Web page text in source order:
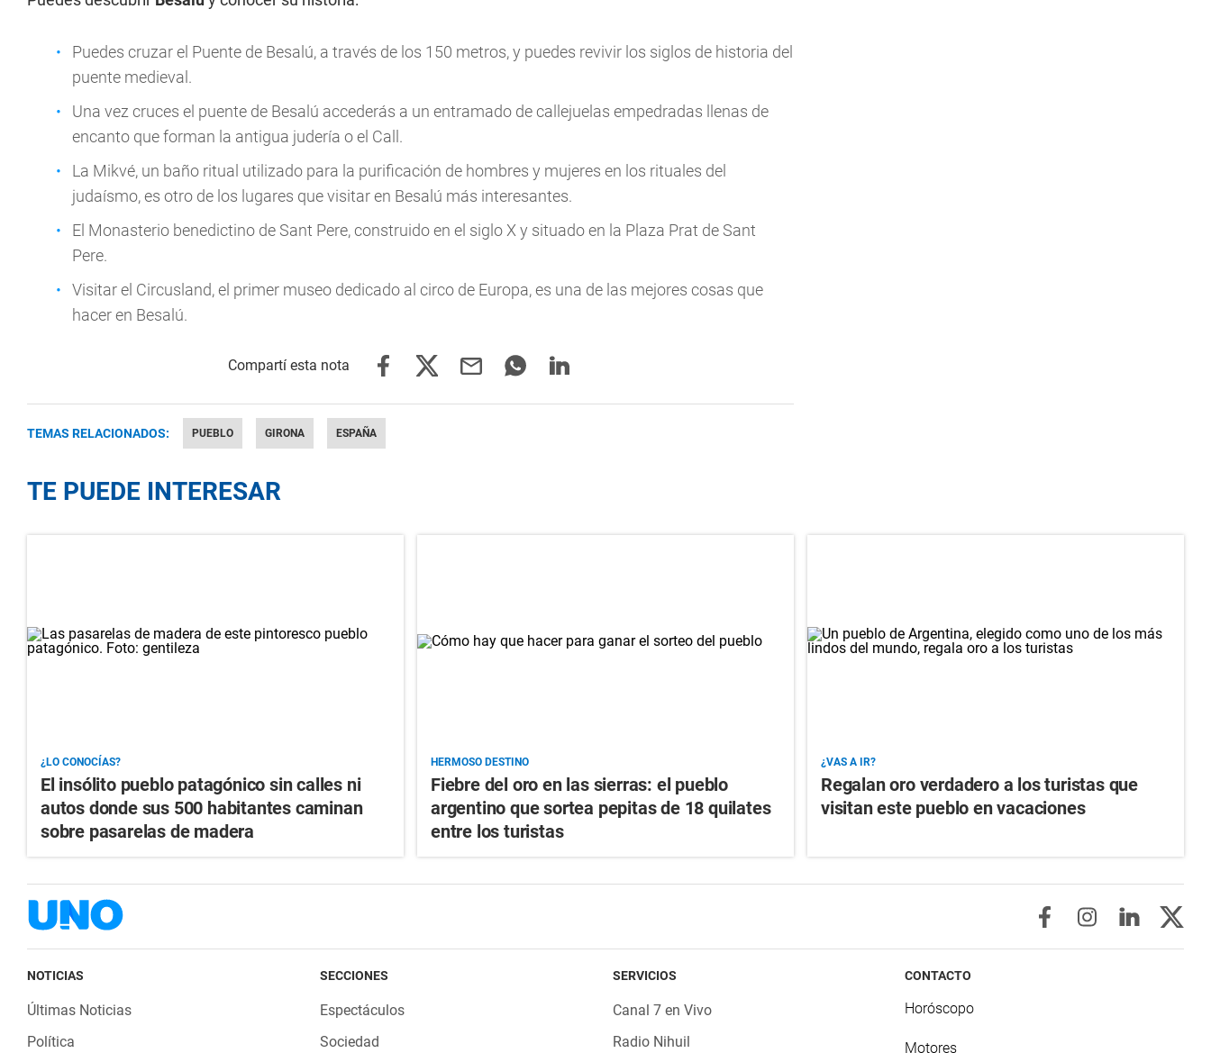
Puedes cruzar el Puente de Besalú, a través de los 150 metros, y puedes revivir los siglos de historia del
puente medieval.
Una vez cruces el puente de Besalú accederás a un entramado de callejuelas empedradas llenas de
encanto que forman la antigua judería o el Call.
La Mikvé, un baño ritual utilizado para la purificación de hombres y mujeres en los rituales del
judaísmo, es otro de los lugares que visitar en Besalú más interesantes.
El Monasterio benedictino de Sant Pere, construido en el siglo X y situado en la Plaza Prat de Sant
Pere.
Visitar el Circusland, el primer museo dedicado al circo de Europa, es una de las mejores cosas que
hacer en Besalú.
TEMAS RELACIONADOS: PUEBLO GIRONA ESPAÑA
TE PUEDE INTERESAR
¿LO CONOCÍAS?
El insólito pueblo patagónico sin calles ni
autos donde sus 500 habitantes caminan
sobre pasarelas de madera
HERMOSO DESTINO
Fiebre del oro en las sierras: el pueblo
argentino que sortea pepitas de 18 quilates
entre los turistas
¿VAS A IR?
Regalan oro verdadero a los turistas que
visitan este pueblo en vacaciones
NOTICIAS
Últimas Noticias
Política
SECCIONES
Espectáculos
Sociedad
SERVICIOS
Canal 7 en Vivo
Radio Nihuil
CONTACTO
Horóscopo
Motores